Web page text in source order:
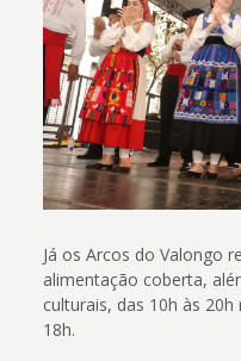
Já os Arcos do Valongo
alimentação coberta,
culturais, das 10h às
18h.